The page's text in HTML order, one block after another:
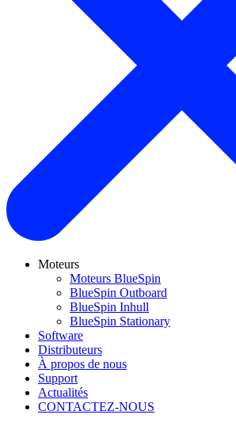
Moteurs
Moteurs BlueSpin
BlueSpin Outboard
BlueSpin Inhull
BlueSpin Stationary
Software
Distributeurs
À propos de nous
Support
Actualités
CONTACTEZ-NOUS